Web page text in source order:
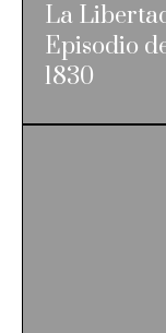
La
Episodio
1830